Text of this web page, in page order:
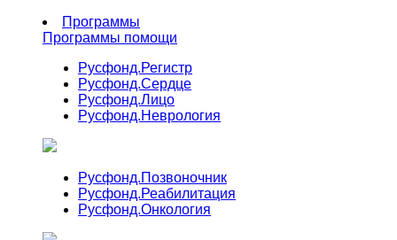
Программы
Программы помощи
Русфонд.Регистр
Русфонд.Сердце
Русфонд.Лицо
Русфонд.Неврология
Русфонд.Позвоночник
Русфонд.Реабилитация
Русфонд.Онкология